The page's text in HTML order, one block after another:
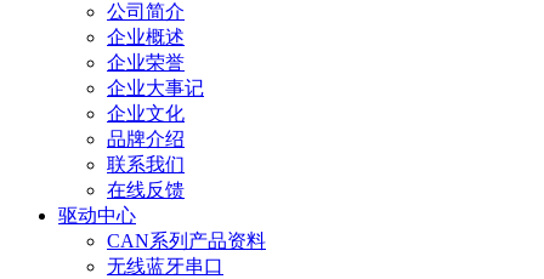
公司简介
企业概述
企业荣誉
企业大事记
企业文化
品牌介绍
联系我们
在线反馈
驱动中心
CAN系列产品资料
无线蓝牙串口